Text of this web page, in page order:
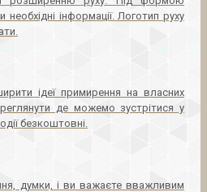
інформації. Логотип руху
ідеї примирення на власних
де можемо зустрітися у
безкоштовні.
думки, і ви важаєте вважливим